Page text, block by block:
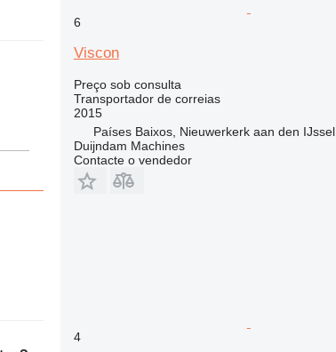
6
Viscon
Preço sob consulta
Transportador de correias
2015
Países Baixos, Nieuwerkerk aan den IJssel
Duijndam Machines
Contacte o vendedor
4